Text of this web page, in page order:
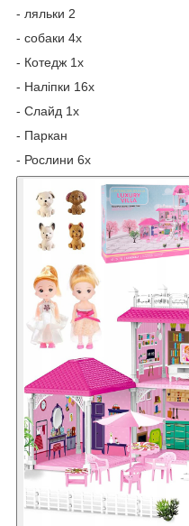
- ляльки 2
- собаки 4x
- Котедж 1x
- Наліпки 16x
- Слайд 1x
- Паркан
- Рослини 6x